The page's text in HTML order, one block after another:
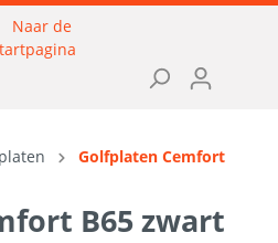
Golfplaten Cemfort
B65 zwart